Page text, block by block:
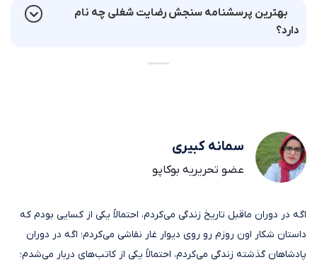
بهترین پرسشنامه سنجش رضایت شغلی چه نام
دارد؟
سمانه کبیری
عضو تحریریه بوکاپو
اگه در دوران ماقبل تاریخ زندگی می‌کردم، احتمالاً یکی از کسایی بودم که
داستان شکار اون روزم رو روی دیوار غار نقاشی می‌کردم؛ اگه در دوران
پادشاهان گذشته زندگی می‌کردم، احتمالاً یکی از کاتب‌های دربار می‌شدم؛